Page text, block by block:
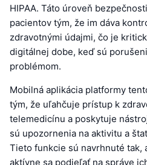
HIPAA. Táto úroveň
pacientov tým, že im dáva
zdravotnými údajmi, čo je
digitálnej dobe, keď sú
problémom.
Mobilná aplikácia platformy
tým, že uľahčuje prístup k
telemedicínu a poskytuje
sú upozornenia na aktivitu a
Tieto funkcie sú navrhnuté tak,
aktívne sa podieľať na správe